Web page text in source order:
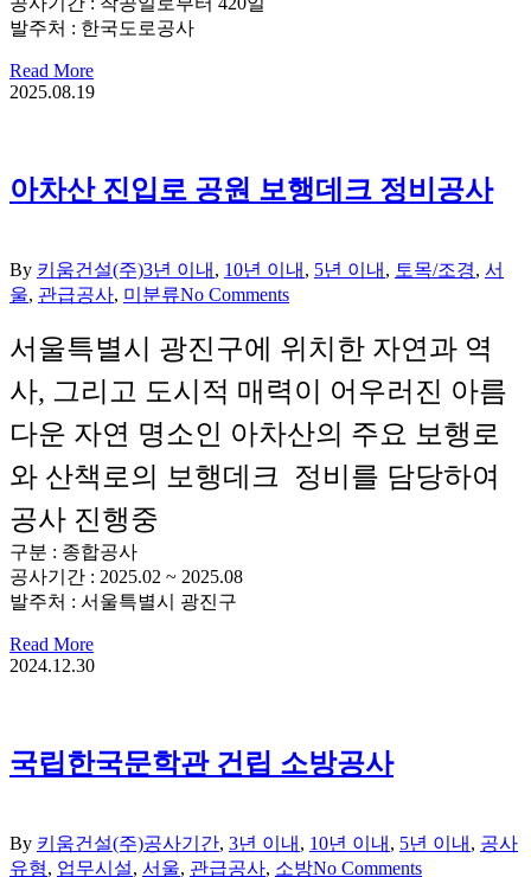
발주처 : 한국도로공사
Read More
2025.08.19
아차산 진입로 공원 보행데크 정비공사
By 키움건설(주)3년 이내 , 10년 이내 , 5년 이내 , 토목/조경, 서
울, 관급공사, 미분류No Comments
서울특별시 광진구에 위치한 자연과 역
사, 그리고 도시적 매력이 어우러진 아름
다운 자연 명소인 아차산의 주요 보행로
와 산책로의 보행데크 정비를 담당하여
공사 진행중
구분 : 종합공사
공사기간 : 2025.02 ~ 2025.08
발주처 : 서울특별시 광진구
Read More
2024.12.30
국립한국문학관 건립 소방공사
By 키움건설(주)공사기간, 3년 이내 , 10년 이내 , 5년 이내 , 공사
유형, 업무시설, 서울, 관급공사, 소방No Comments